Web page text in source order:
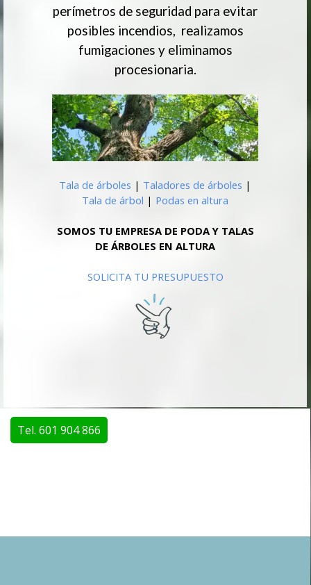
perímetros de seguridad para evitar
posibles incendios, realizamos
fumigaciones y eliminamos
procesionaria.
Tala de árboles | Taladores de árboles |
Tala de árbol | Podas en altura
SOMOS TU EMPRESA DE PODA Y TALAS
DE ÁRBOLES EN ALTURA
SOLICITA TU PRESUPUESTO
Tel. 601 904 866